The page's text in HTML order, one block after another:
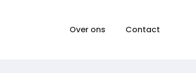
Over ons Contact